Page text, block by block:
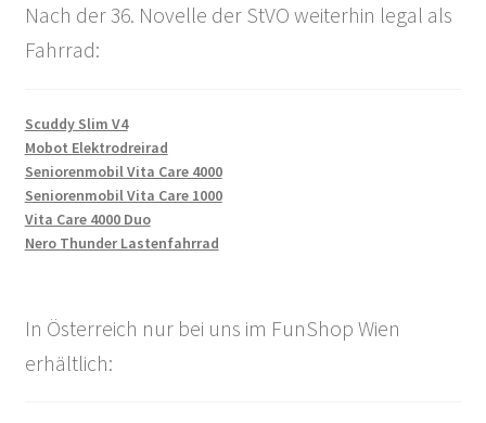
Nach der 36. Novelle der StVO weiterhin legal als
Fahrrad:
Scuddy Slim V4
Mobot Elektrodreirad
Seniorenmobil Vita Care 4000
Seniorenmobil Vita Care 1000
Vita Care 4000 Duo
Nero Thunder Lastenfahrrad
In Österreich nur bei uns im FunShop Wien
erhältlich: